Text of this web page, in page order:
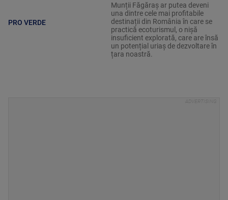
PRO VERDE
Munții Făgăraș ar putea deveni
una dintre cele mai profitabile
destinații din România în care se
practică ecoturismul, o nișă
insuficient explorată, care are însă
un potențial uriaș de dezvoltare în
țara noastră.